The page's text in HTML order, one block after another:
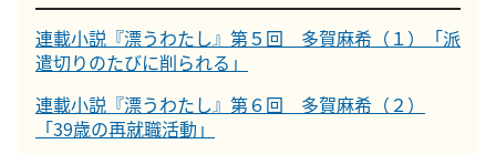
連載小説『漂うわたし』第５回 多賀麻希（１）「派
遣切りのたびに削られる」
連載小説『漂うわたし』第６回 多賀麻希（２）
「39歳の再就職活動」